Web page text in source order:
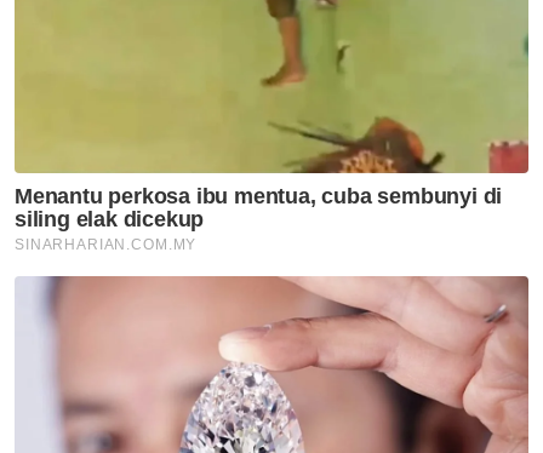
KOLUMNIS
Kebajikan cara KKCK